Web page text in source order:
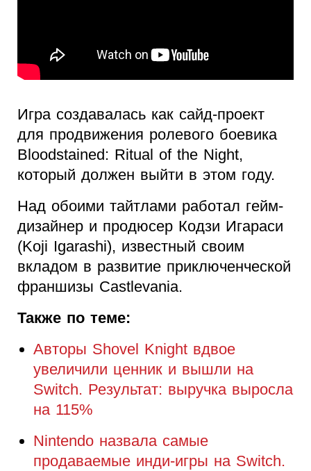
Игра создавалась как сайд-проект
для продвижения ролевого боевика
Bloodstained: Ritual of the Night,
который должен выйти в этом году.
Над обоими тайтлами работал гейм-
дизайнер и продюсер Кодзи Игараси
(Koji Igarashi), известный своим
вкладом в развитие приключенческой
франшизы Castlevania.
Также по теме:
Авторы Shovel Knight вдвое
увеличили ценник и вышли на
Switch. Результат: выручка выросла
на 115%
Nintendo назвала самые
продаваемые инди-игры на Switch.